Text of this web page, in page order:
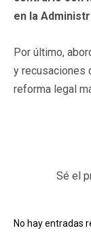
en la
Por último,
y recusaciones
reforma legal
Sé el
No hay entradas